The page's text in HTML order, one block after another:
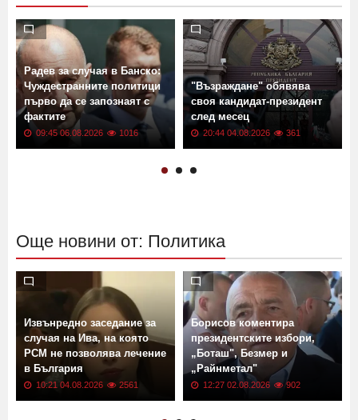
Радев за случая в Банско:
Чуждестранните политици
първо да се запознаят с
фактите
09:45 06.08.2026 1016
"Възраждане" обявява
своя кандидат-президент
след месец
20:44 04.08.2026 361
Още новини от: Политика
Извънредно заседание за
случая на Ива, на която
РСМ не позволява лечение
в България
10:21 04.08.2026 2561
Борисов коментира
президентските избори,
„Боташ", Безмер и
„Райнметал"
12:27 02.08.2026 902